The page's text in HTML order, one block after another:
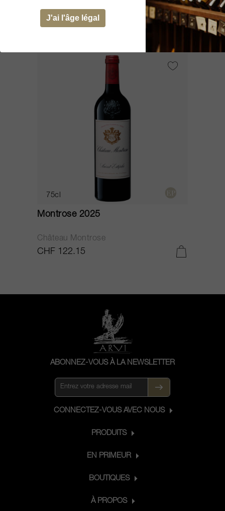
CHF 33.95
75cl
Montrose 2025
Château Montrose
CHF 122.15
ABONNEZ-VOUS À LA NEWSLETTER
CONNECTEZ-VOUS AVEC NOUS
PRODUITS
EN PRIMEUR
BOUTIQUES
À PROPOS
J'ai l'âge légal